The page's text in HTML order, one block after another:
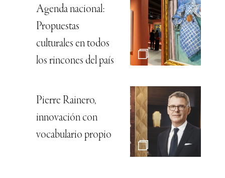
Agenda nacional:
Propuestas
culturales en todos
los rincones del país
Pierre Rainero,
innovación con
vocabulario propio